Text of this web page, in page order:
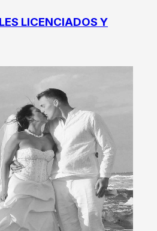
LICENCIADOS Y